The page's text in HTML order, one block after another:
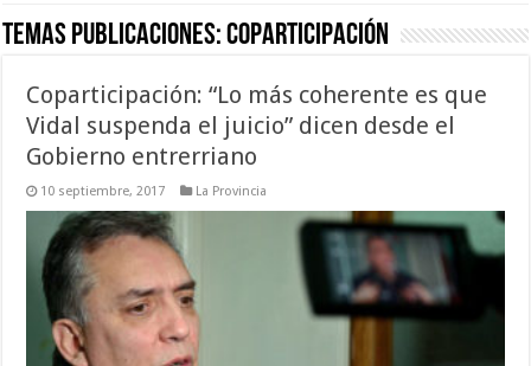
Temas Publicaciones:coparticipación
Coparticipación: “Lo más coherente es que
Vidal suspenda el juicio” dicen desde el
Gobierno entrerriano
10 septiembre, 2017 La Provincia